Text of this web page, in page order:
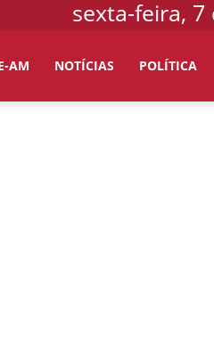
sexta-feira, 7
AM NOTÍCIAS POLÍTICA